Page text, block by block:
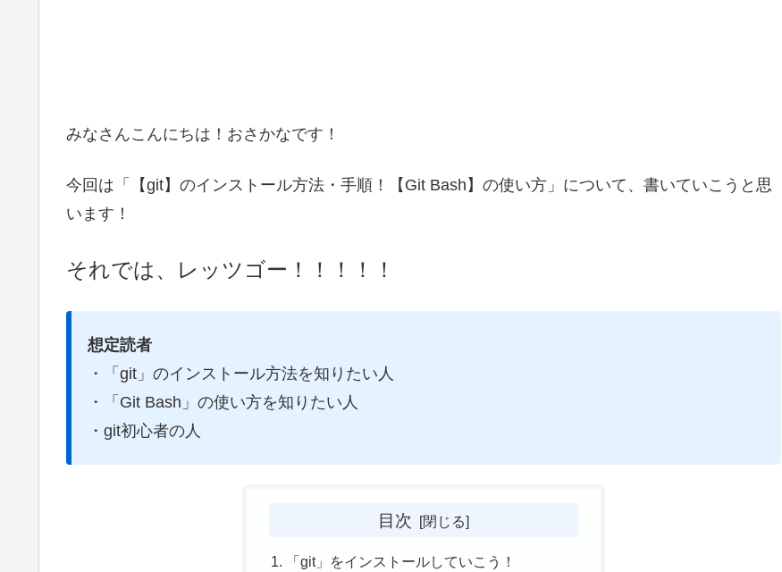
みなさんこんにちは！おさかなです！
今回は「【git】のインストール方法・手順！【Git Bash】の使い方」について、書いていこうと思
います！
それでは、レッツゴー！！！！！
想定読者
・「git」のインストール方法を知りたい人
・「Git Bash」の使い方を知りたい人
・git初心者の人
目次
「git」をインストールしていこう！